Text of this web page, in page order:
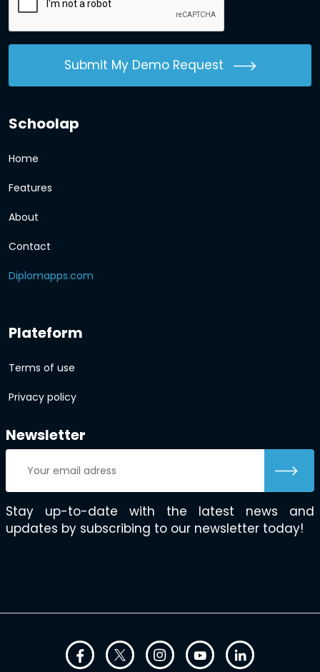
Submit My Demo Request
Schoolap
Home
Features
About
Contact
Diplomapps.com
Plateform
Terms of use
Privacy policy
Newsletter
Stay up-to-date with the latest news and
updates by subscribing to our newsletter today!